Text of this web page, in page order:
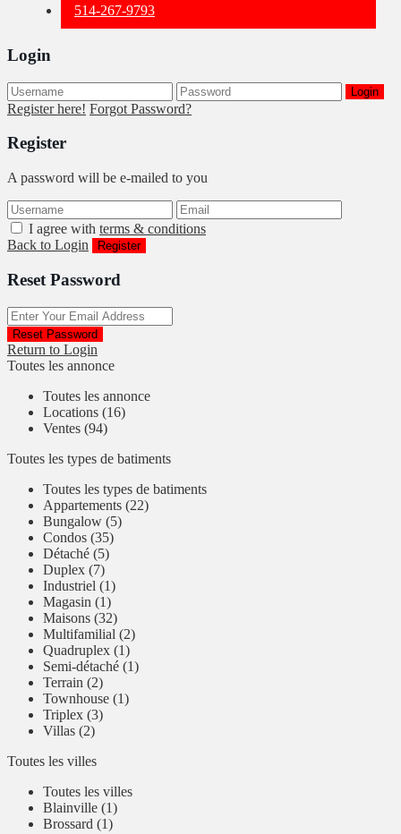
514-267-9793
Login
Login
Register here! Forgot Password?
Register
A password will be e-mailed to you
I agree with terms & conditions
Back to Login
Register
Reset Password
Reset Password
Return to Login
Toutes les annonce
Toutes les annonce
Locations (16)
Ventes (94)
Toutes les types de batiments
Toutes les types de batiments
Appartements (22)
Bungalow (5)
Condos (35)
Détaché (5)
Duplex (7)
Industriel (1)
Magasin (1)
Maisons (32)
Multifamilial (2)
Quadruplex (1)
Semi-détaché (1)
Terrain (2)
Townhouse (1)
Triplex (3)
Villas (2)
Toutes les villes
Toutes les villes
Blainville (1)
Brossard (1)